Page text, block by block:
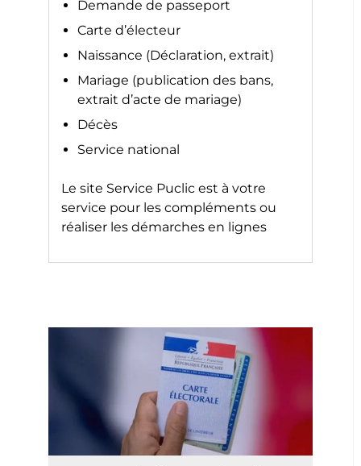
Demande de passeport
Carte d’électeur
Naissance (Déclaration, extrait)
Mariage (publication des bans,
extrait d’acte de mariage)
Décès
Service national
Le site Service Puclic est à votre
service pour les compléments ou
réaliser les démarches en lignes